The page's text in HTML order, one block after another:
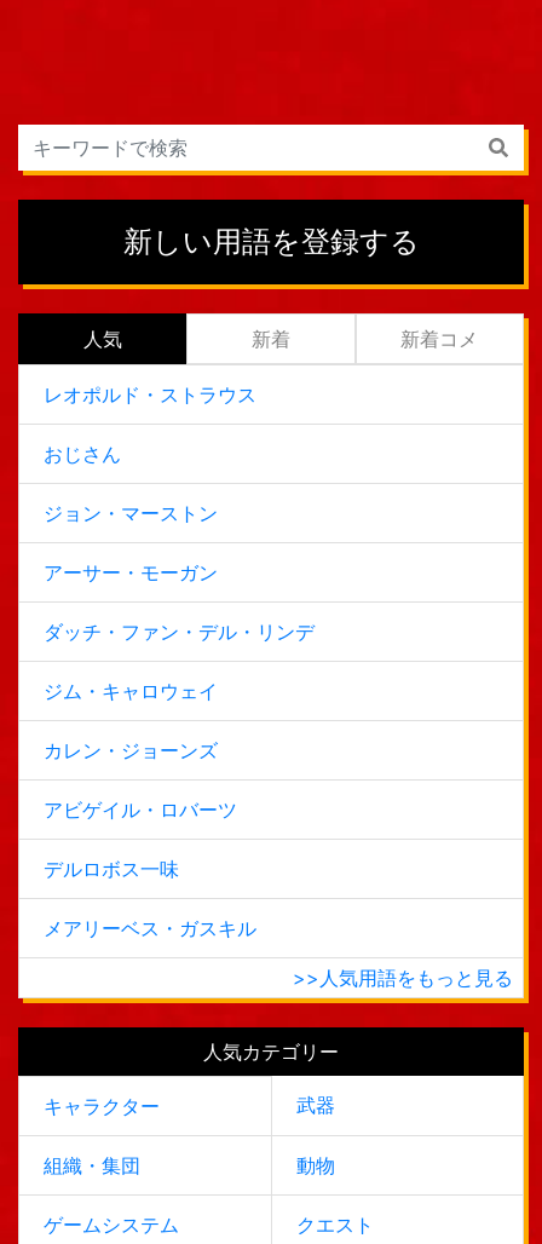
新しい用語を登録する
人気 新着 新着コメ
レオポルド・ストラウス
おじさん
ジョン・マーストン
アーサー・モーガン
ダッチ・ファン・デル・リンデ
ジム・キャロウェイ
カレン・ジョーンズ
アビゲイル・ロバーツ
デルロボス一味
メアリーベス・ガスキル
>>人気用語をもっと見る
人気カテゴリー
キャラクター 武器
組織・集団 動物
ゲームシステム クエスト